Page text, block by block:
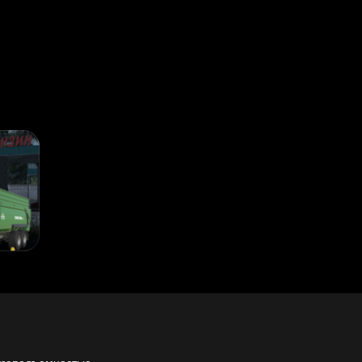
животных, доступных в базовой игре.
перевозки 3 ярусов цыплят и 2 ярусов овец и свиней.
+ Y, как если бы вы меняли режимы работы на других машинах,